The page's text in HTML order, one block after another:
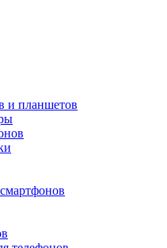
аксессуары
для кресел
защитные
печати, копирования и
и планшетов